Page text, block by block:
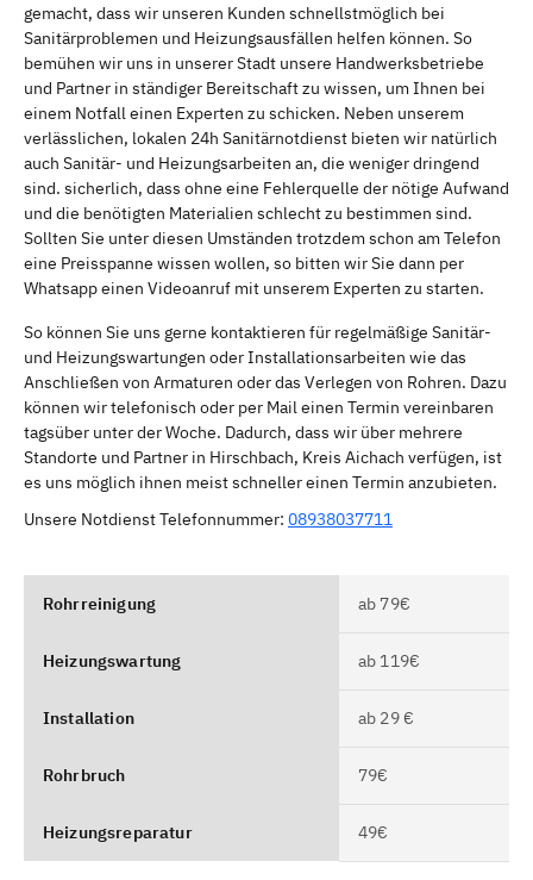
gemacht, dass wir unseren Kunden schnellstmöglich bei
Sanitärproblemen und Heizungsausfällen helfen können. So
bemühen wir uns in unserer Stadt unsere Handwerksbetriebe
und Partner in ständiger Bereitschaft zu wissen, um Ihnen bei
einem Notfall einen Experten zu schicken. Neben unserem
verlässlichen, lokalen 24h Sanitärnotdienst bieten wir natürlich
auch Sanitär- und Heizungsarbeiten an, die weniger dringend
sind. sicherlich, dass ohne eine Fehlerquelle der nötige Aufwand
und die benötigten Materialien schlecht zu bestimmen sind.
Sollten Sie unter diesen Umständen trotzdem schon am Telefon
eine Preisspanne wissen wollen, so bitten wir Sie dann per
Whatsapp einen Videoanruf mit unserem Experten zu starten.
So können Sie uns gerne kontaktieren für regelmäßige Sanitär-
und Heizungswartungen oder Installationsarbeiten wie das
Anschließen von Armaturen oder das Verlegen von Rohren. Dazu
können wir telefonisch oder per Mail einen Termin vereinbaren
tagsüber unter der Woche. Dadurch, dass wir über mehrere
Standorte und Partner in Hirschbach, Kreis Aichach verfügen, ist
es uns möglich ihnen meist schneller einen Termin anzubieten.
Unsere Notdienst Telefonnummer: 08938037711
Rohrreinigung ab 79€
Heizungswartung ab 119€
Installation ab 29 €
Rohrbruch 79€
Heizungsreparatur 49€